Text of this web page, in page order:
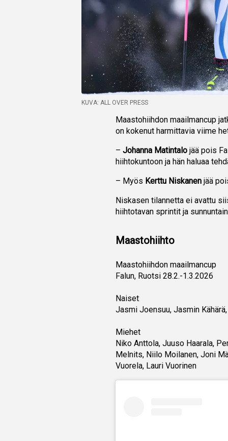
KUVA: ALL OVER PRESS
Maastohiihdon maailmancup
on kokenut harmittavia viime
–Johanna Matintalo jää pois
hiihtokuntoon ja hän haluaa
– Myös Kerttu Niskanen jää
Niskasen tilannetta ei avattu
hiihtotavan sprintit ja
Maastohiihto
Maastohiihdon maailmancup
Falun, Ruotsi 28.2.-1.3.2026
Naiset
Jasmi Joensuu, Jasmin
Miehet
Niko Anttola, Juuso Haarala,
Melnits, Niilo Moilanen, Joni
Vuorela, Lauri Vuorinen